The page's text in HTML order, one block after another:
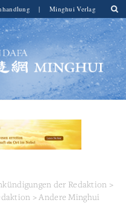
| Minghui Verlag
der Redaktion >
>Andere Minghui